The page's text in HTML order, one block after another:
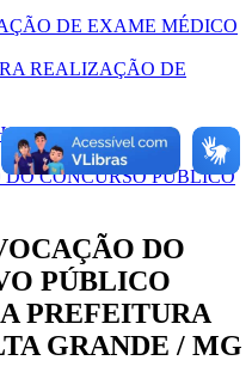
DE EXAME MÉDICO
REALIZAÇÃO DE
CONCURSO PÚBLICO
DO
PÚBLICO
PREFEITURA
GRANDE / MG